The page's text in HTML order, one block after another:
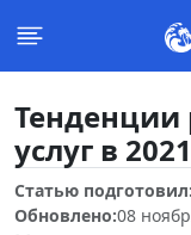
услуг в
Статью подготовил:
Обновлено:08